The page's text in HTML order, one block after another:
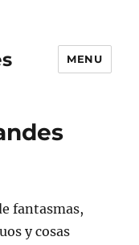
MENU
fantasmas,
y cosas